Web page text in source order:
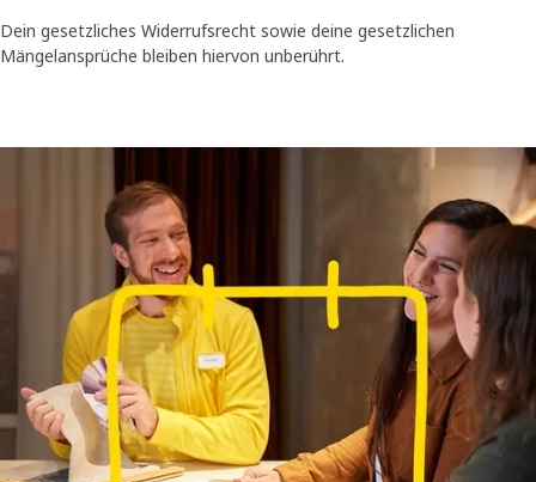
Dein gesetzliches Widerrufsrecht sowie deine gesetzlichen
Mängelansprüche bleiben hiervon unberührt.